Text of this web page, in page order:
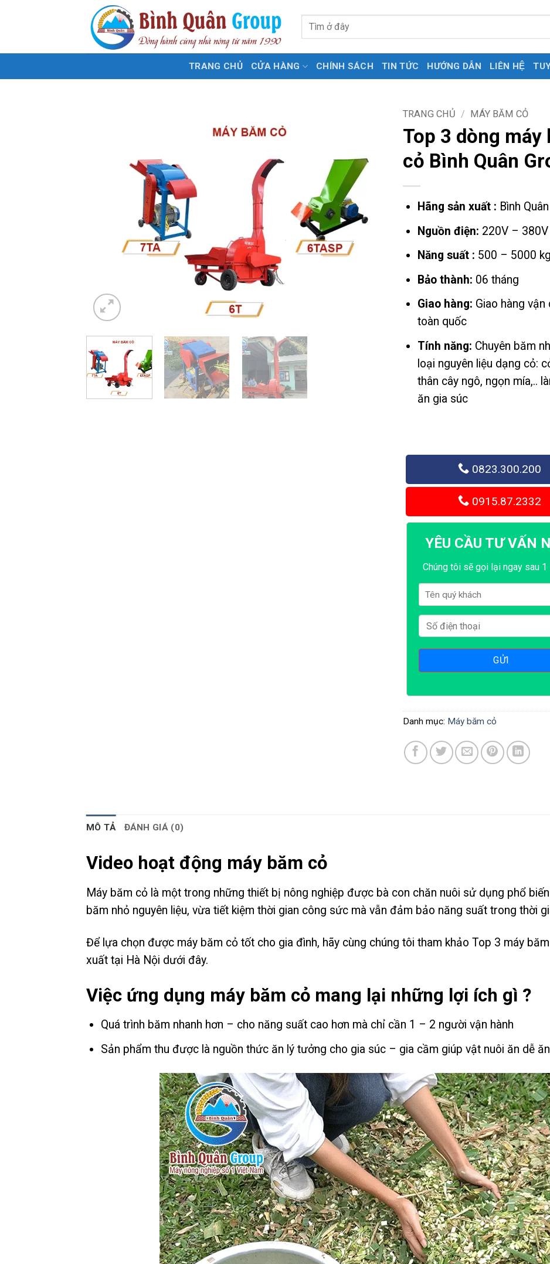
Tìm
TRANG CHỦ CỬA HÀNG CHÍNH SÁCH TIN TỨC HƯỚNG DẪN LIÊN HỆ
TRANG CHỦ / MÁY BĂM CỎ
Top 3 dòng máy
cỏ Bình Quân
Hãng sản xuất : Bình
Nguồn điện: 220V – 380V
Năng suất : 500 – 5000
Bảo thành: 06 tháng
Giao hàng: Giao hàng vận
toàn quốc
Tính năng: Chuyên băm
loại nguyên liệu dạng cỏ:
thân cây ngô, ngọn mía,..
ăn gia súc
0823.300.200
0915.87.2332
YÊU CẦU TƯ VẤN
Chúng tôi sẽ gọi lại ngay sau 1
Danh mục: Máy băm cỏ
MÔ TẢ ĐÁNH GIÁ (0)
Video hoạt động máy băm cỏ
Máy băm cỏ là một trong những thiết bị nông nghiệp được bà con chăn nuôi sử dụng phổ
băm nhỏ nguyên liệu, vừa tiết kiệm thời gian công sức mà vẫn đảm bảo năng suất trong thời
Để lựa chọn được máy băm cỏ tốt cho gia đình, hãy cùng chúng tôi tham khảo Top 3 máy
xuất tại Hà Nội dưới đây.
Việc ứng dụng máy băm cỏ mang lại những lợi ích gì ?
Quá trình băm nhanh hơn – cho năng suất cao hơn mà chỉ cần 1 – 2 người vận hành
Sản phẩm thu được là nguồn thức ăn lý tưởng cho gia súc – gia cầm giúp vật nuôi ăn dễ